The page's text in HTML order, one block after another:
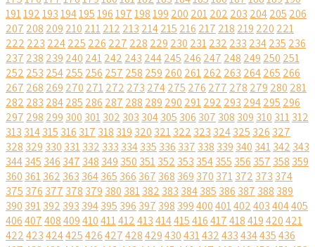
191192193194195196197198199 200 201202 203 204205 206
207 208 209 210 211212 213 214215 216 217 218 219 220 221
222 223 224225 226 227 228 229 230 231232 233 234235 236
237 238 239 240 241242 243 244245 246 247 248 249 250 251
252 253 254255 256 257 258 259 260 261262 263 264265 266
267 268 269 270 271272 273 274275 276 277 278 279 280 281
282 283 284285 286 287 288 289 290 291292 293 294295 296
297 298 299 300 301302 303 304305 306 307 308 309 310 311312
313 314315 316 317 318 319 320 321322 323 324325 326 327
328 329 330 331332 333 334335 336 337 338 339 340 341342 343
344345 346 347 348 349 350 351352 353 354355 356 357 358 359
360 361362 363 364365 366 367 368 369 370 371372 373 374
375 376 377 378 379 380 381382 383 384385 386 387 388 389
390 391392 393 394395 396 397 398 399400401402403404405
406407408409410411412413414415416417418419420421
422423424425426427428429430431432433434435436